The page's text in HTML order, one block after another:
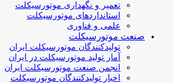
تعمیر و نگهداری موتورسیکلت
استانداردهای موتورسیکلت
علمی و فناوری
صنعت موتورسیکلت
تولیدکنندگان موتورسیکلت ایران
آمار تولید موتورسیکلت در ایران
انجمن صنعت موتورسیکلت ایران
اخبار تولیدکنندگان موتورسیکلت